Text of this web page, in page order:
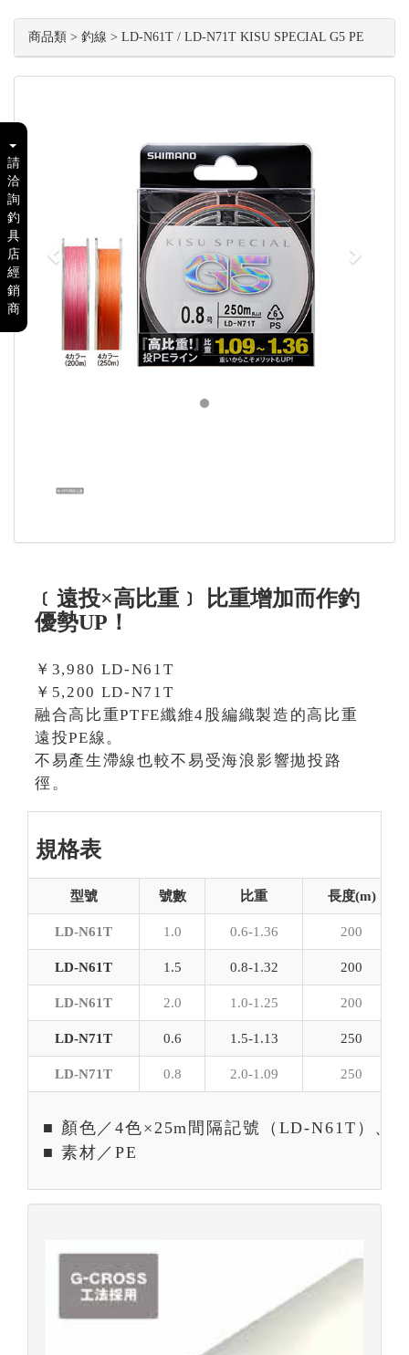
請
洽
詢
釣
具
店
經
銷
商
商品類 > 釣線 > LD-N61T / LD-N71T KISU SPECIAL G5 PE
﹝遠投×高比重﹞ 比重增加而作釣
優勢UP！
￥3,980 LD-N61T
￥5,200 LD-N71T
融合高比重PTFE纖維4股編織製造的高比重
遠投PE線。
不易產生滯線也較不易受海浪影響拋投路
徑。
規格表
型號 號數 比重 長度(m)
LD-N61T 1.0 0.6-1.36 200
LD-N61T 1.5 0.8-1.32 200
LD-N61T 2.0 1.0-1.25 200
LD-N71T 0.6 1.5-1.13 250
LD-N71T 0.8 2.0-1.09 250
■ 顏色／4色×25m間隔記號（LD-N61T）、
■ 素材／PE